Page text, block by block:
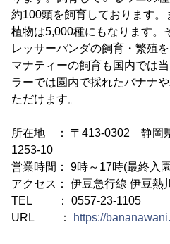
約100頭を飼育しております
植物は5,000種にもなります。
レッサーパンダの飼育・繁殖
マナティーの飼育も国内では
ラーでは園内で採れたバナナ
ただけます。
所在地 ： 〒413-0302 静岡
1253-10
営業時間： 9時～17時(最終入
アクセス： 伊豆急行線 伊豆熱
TEL ： 0557-23-1105
URL ：
https://